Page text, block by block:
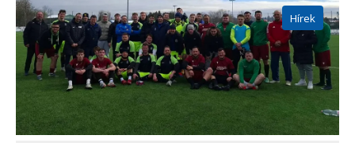
Hírek